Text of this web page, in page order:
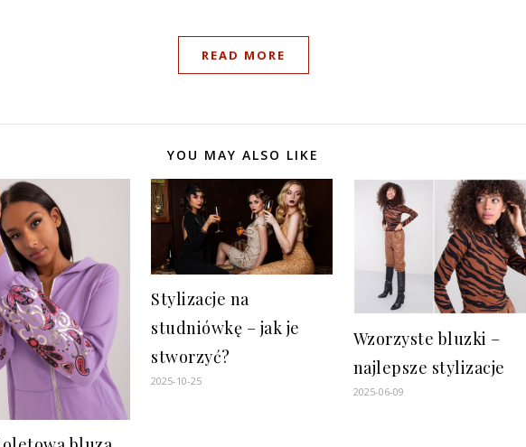
READ MORE
YOU MAY ALSO LIKE
Stylizacje na
studniówkę – jak je
stworzyć?
2025-10-25
Wzorzyste bluzki –
najlepsze stylizacje
2025-06-09